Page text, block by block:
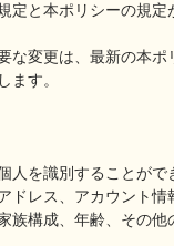
と本ポリシーの規定
変更は、最新の本
ます。
を識別することが
レス、アカウント
構成、年齢、その他